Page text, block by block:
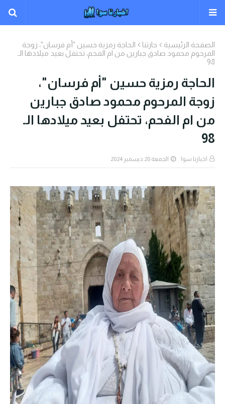
الصفحة الرئيسية حارتنا
الحاجة رمزية حسين "أم فرسان"، زوجة
المرحوم محمود صادق جبارين من ام الفحم، تحتفل بعيد ميلادها الـ
98
الحاجة رمزية حسين "أم فرسان"،
زوجة المرحوم محمود صادق جبارين
من ام الفحم، تحتفل بعيد ميلادها الـ
98
اخبارنا سوا الجمعة 20 ديسمبر 2024